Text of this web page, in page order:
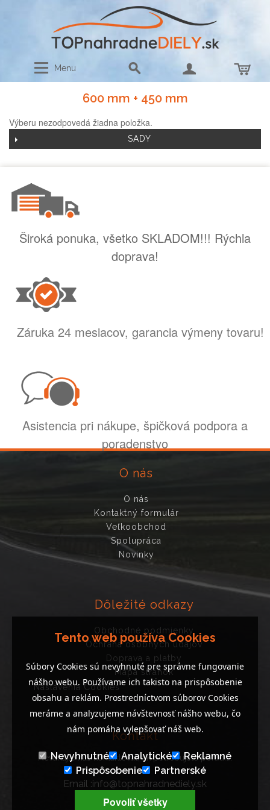
Menu
600 mm + 450 mm
Výberu nezodpovedá žiadna položka.
SADY
Široká ponuka, všetko SKLADOM!!! Rýchla
doprava!
Záruka 24 mesiacov, garancia výmeny tovaru!
Asistencia pri nákupe, špičková podpora a
poradenstvo
O nás
O nás
Kontaktný formulár
Veľkoobchod
Spolupráca
Novinky
Dôležité odkazy
Obchodné podmienky
Ochrana osobných údajov
Doprava a platby
Mapa stránok
Nastavenia Cookies
Kontakt
Neváhajte nás kontaktovať, ak potrebujete poradiť..
Email :info@topnahradnediely.sk
Tel : +421 919 278 288
Tento web používa Cookies
Súbory Cookies sú nevyhnuté pre správne fungovanie
nášho webu. Používame ich takisto na prispôsobenie
obsahu a reklám. Prostredníctvom súborov Cookies
meráme a analyzujeme návštevnosť nášho webu, čo
nám pomáha vylepšovať náš web.
Nevyhnutné Analytické
Reklamné
Prispôsobenie
Partnerské
Povoliť všetky